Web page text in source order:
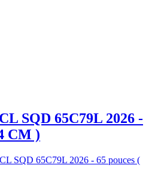
SQD 65C79L 2026 -
CM )